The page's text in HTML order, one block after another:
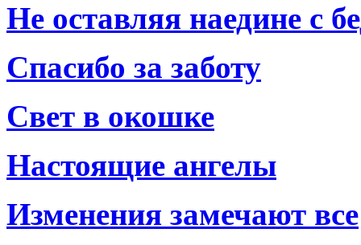
Не оставляя наедине с
Спасибо за заботу
Свет в окошке
Настоящие ангелы
Изменения замечают все